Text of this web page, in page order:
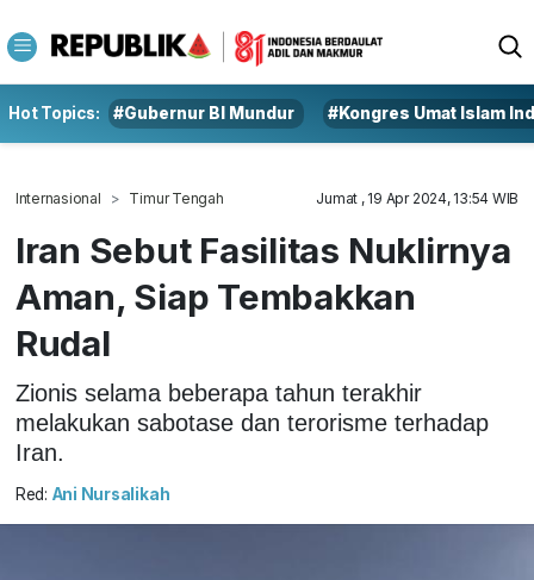
Hot Topics: #Gubernur BI Mundur #Kongres Umat Islam
Internasional Timur Tengah Jumat , 19 Apr 2024, 13:54 WIB
Iran Sebut Fasilitas Nuklirnya
Aman, Siap Tembakkan
Rudal
Zionis selama beberapa tahun terakhir
melakukan sabotase dan terorisme terhadap
Iran.
Red: Ani Nursalikah